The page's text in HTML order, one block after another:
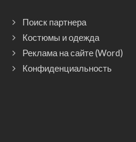
Поиск партнера
Костюмы и одежда
Реклама на сайте (Word)
Конфиденциальность